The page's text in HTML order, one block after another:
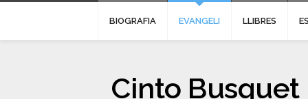
BIOGRAFIA EVANGELI LLIBRES
Cinto Busquet